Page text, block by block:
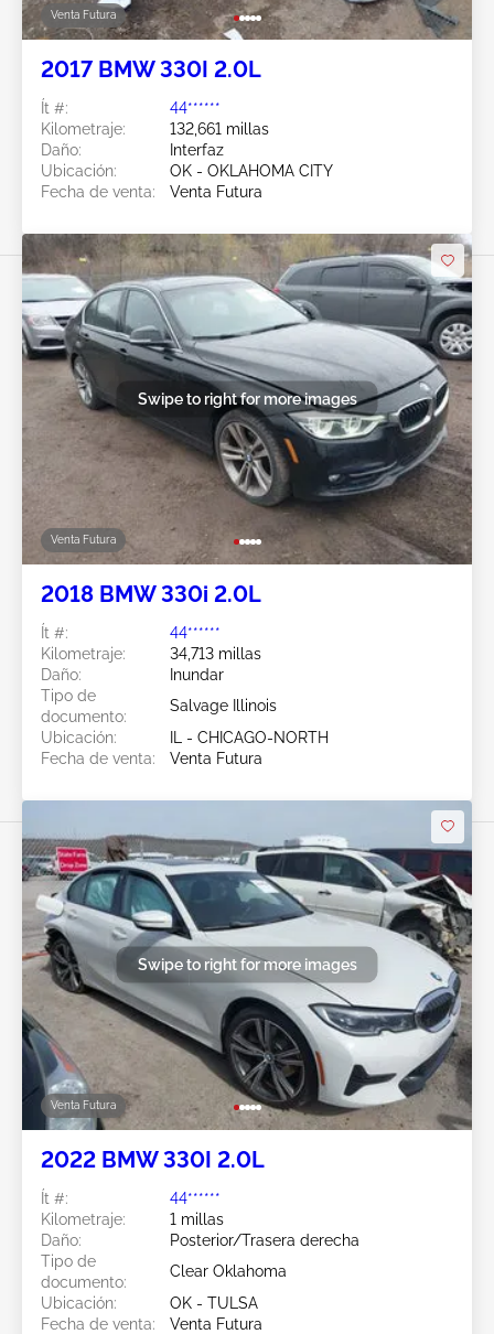
Venta Futura
2017 BMW 330I 2.0L
Ít #:
44******
Kilometraje:
132,661 millas
Daño:
Interfaz
Ubicación:
OK - OKLAHOMA CITY
Fecha de venta:
Venta Futura
Venta Futura
Swipe to right for more images
2018 BMW 330i 2.0L
Ít #:
44******
Kilometraje:
34,713 millas
Daño:
Inundar
Tipo de
documento:
Salvage Illinois
Ubicación:
IL - CHICAGO-NORTH
Fecha de venta:
Venta Futura
Venta Futura
Swipe to right for more images
2022 BMW 330I 2.0L
Ít #:
44******
Kilometraje:
1 millas
Daño:
Posterior/Trasera derecha
Tipo de
documento:
Clear Oklahoma
Ubicación:
OK - TULSA
Fecha de venta:
Venta Futura